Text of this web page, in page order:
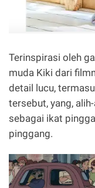
Terinspirasi oleh
muda Kiki dari
detail lucu,
tersebut, yang,
sebagai ikat
pinggang.